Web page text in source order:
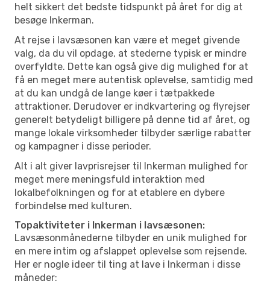
helt sikkert det bedste tidspunkt på året for dig at
besøge Inkerman.
At rejse i lavsæsonen kan være et meget givende
valg, da du vil opdage, at stederne typisk er mindre
overfyldte. Dette kan også give dig mulighed for at
få en meget mere autentisk oplevelse, samtidig med
at du kan undgå de lange køer i tætpakkede
attraktioner. Derudover er indkvartering og flyrejser
generelt betydeligt billigere på denne tid af året, og
mange lokale virksomheder tilbyder særlige rabatter
og kampagner i disse perioder.
Alt i alt giver lavprisrejser til Inkerman mulighed for
meget mere meningsfuld interaktion med
lokalbefolkningen og for at etablere en dybere
forbindelse med kulturen.
Topaktiviteter i Inkerman i lavsæsonen:
Lavsæsonmånederne tilbyder en unik mulighed for
en mere intim og afslappet oplevelse som rejsende.
Her er nogle ideer til ting at lave i Inkerman i disse
måneder: